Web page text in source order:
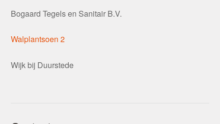
Bogaard Tegels en Sanitair B.V.
Walplantsoen 2
Wijk bij Duurstede